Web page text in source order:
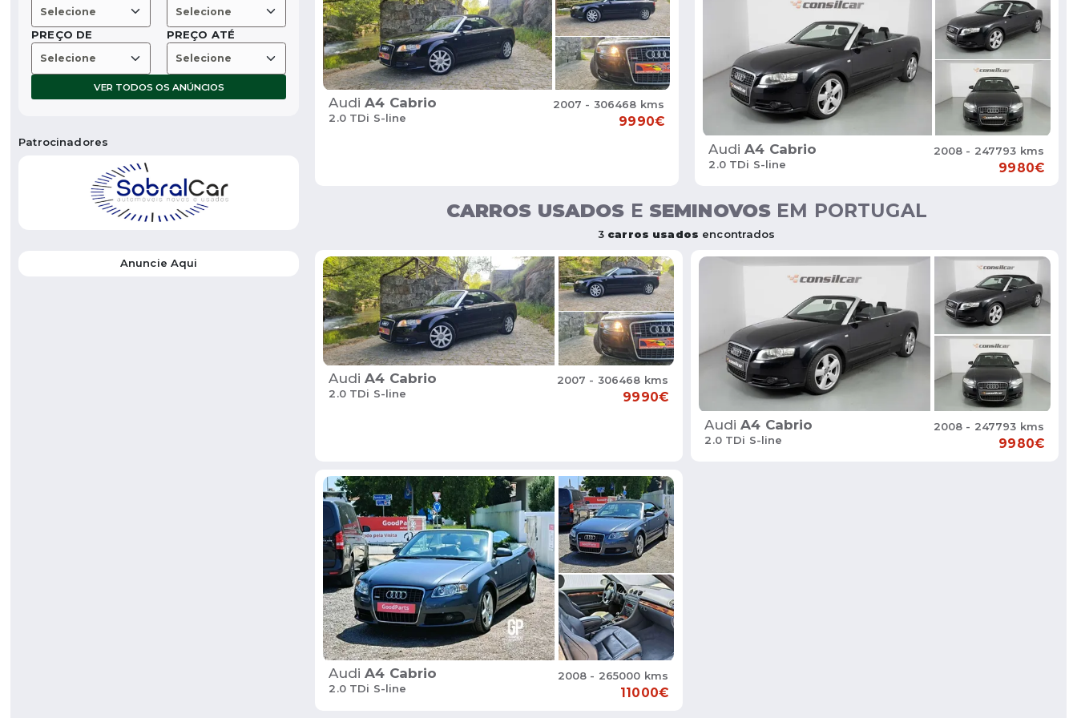
PREÇO DE PREÇO ATÉ
VER TODOS OS ANÚNCIOS
Patrocinadores
Anuncie Aqui
Audi A4 Cabrio
2.0 TDi S-line
2007 - 306468 kms
9990€
Audi A4 Cabrio
2.0 TDi S-line
2008 - 247793 kms
9980€
CARROS USADOS E SEMINOVOS EM PORTUGAL
3 carros usados encontrados
Audi A4 Cabrio
2.0 TDi S-line
2007 - 306468 kms
9990€
Audi A4 Cabrio
2.0 TDi S-line
2008 - 247793 kms
9980€
Audi A4 Cabrio
2.0 TDi S-line
2008 - 265000 kms
11000€